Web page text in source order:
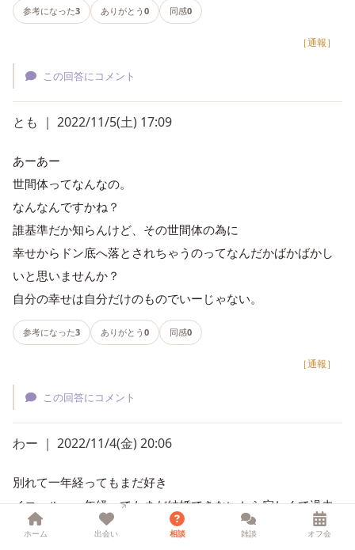
参考になった3 ありがとう 0 同感0
［通報］
この回答にコメント
とも ｜ 2022/11/5(土) 17:09
あーあー
世間体ってなんなの。
なんなんですかね？
誰基準だか知らんけど、その世間体の為に
幸せからドン底へ落とされちゃうのってなんだかばかばかし
いと思いませんか？
自分の幸せは自分だけのものでいーじゃない。
参考になった3 ありがとう 0 同感0
［通報］
この回答にコメント
わー ｜ 2022/11/4(金) 20:06
別れて一年経ってもまだ好き
イコール、一年経ってもまだ結婚できないから寂しくて過去
に縋ってる
ホーム 出会い 相談 雑談 オフ会